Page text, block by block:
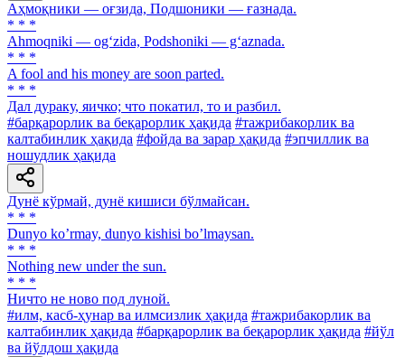
Аҳмоқники — оғзида, Подшоники — ғазнада.
* * *
Ahmoqniki — og‘zida, Podshoniki — g‘aznada.
* * *
A fool and his money are soon parted.
* * *
Дал дураку, яичко; что покатил, то и разбил.
#барқарорлик ва беқарорлик ҳақида #тажрибакорлик ва
калтабинлик ҳақида #фойда ва зарар ҳақида #эпчиллик ва
ношудлик ҳақида
Дунё кўрмай, дунё кишиси бўлмайсан.
* * *
Dunyo koʼrmay, dunyo kishisi boʼlmaysan.
* * *
Nothing new under the sun.
* * *
Ничто не ново под луной.
#илм, касб-ҳунар ва илмсизлик ҳақида #тажрибакорлик ва
калтабинлик ҳақида #барқарорлик ва беқарорлик ҳақида #йўл
ва йўлдош ҳақида